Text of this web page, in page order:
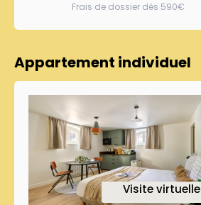
Frais de dossier dès 590€
Appartement individuel
1
Visite virtuelle